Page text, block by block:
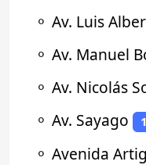
⚬ Av. Luis
⚬ Av. Manuel
⚬ Av. Nicolás
⚬ Av. Sayago 1
⚬ Avenida